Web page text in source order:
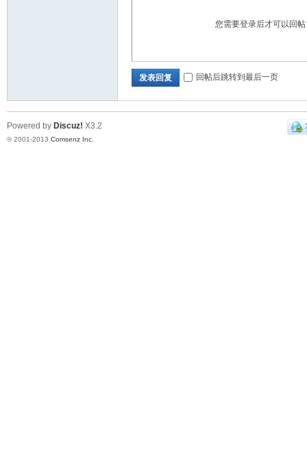
您需要登录后才可以回帖
发表回复 回帖后跳转到最后一页
Powered by Discuz! X3.2
© 2001-2013 Comsenz Inc.